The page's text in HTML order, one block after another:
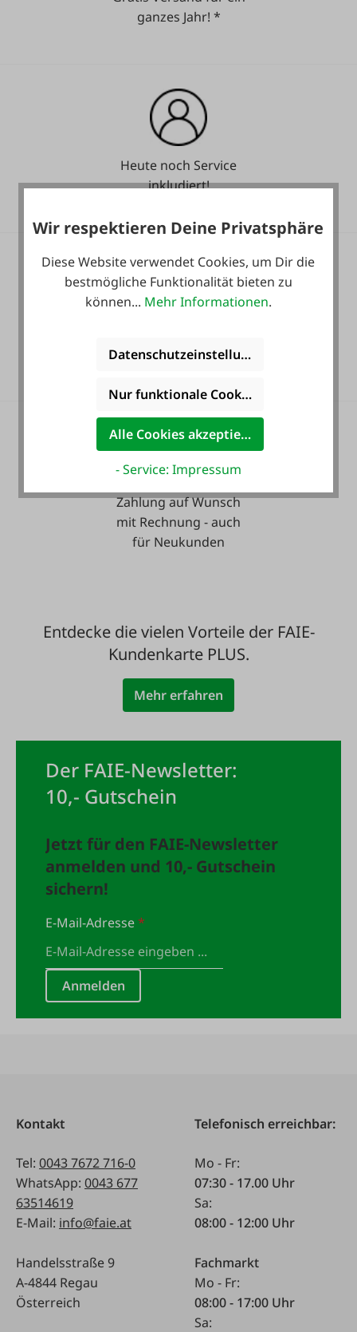
ganzes Jahr! *
Heute noch Service
inkludiert!
Langzeit-Garantie.
Zahlung auf Wunsch
mit Rechnung - auch
für Neukunden
Entdecke die vielen Vorteile der FAIE-
Kundenkarte PLUS.
Mehr erfahren
Der FAIE-Newsletter:
10,- Gutschein
Jetzt für den FAIE-Newsletter
anmelden und 10,- Gutschein
sichern!
E-Mail-Adresse*
Anmelden
Kontakt
Tel: 0043 7672 716-0
WhatsApp: 0043 677
63514619
E-Mail: info@faie.at
Handelsstraße 9
A-4844 Regau
Österreich
Telefonisch erreichbar:
Mo - Fr:
07:30 - 17.00 Uhr
Sa:
08:00 - 12:00 Uhr
Fachmarkt
Mo - Fr:
08:00 - 17:00 Uhr
Sa:
Wir respektieren Deine Privatsphäre
Diese Website verwendet Cookies, um Dir die
bestmögliche Funktionalität bieten zu
können... Mehr Informationen.
Datenschutzeinstellungen
Nur funktionale Cookies akzeptieren
Alle Cookies akzeptieren
- Service: Impressum